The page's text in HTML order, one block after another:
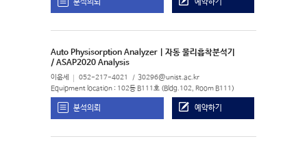
Auto Physisorption Analyzer | 자동 물리흡착분석기
/ ASAP2020 Analysis
이윤세 052-217-4021 30296@unist.ac.kr
Equipment location : 102동 B111호 (Bldg.102, Room B111)
분석의뢰 예약하기